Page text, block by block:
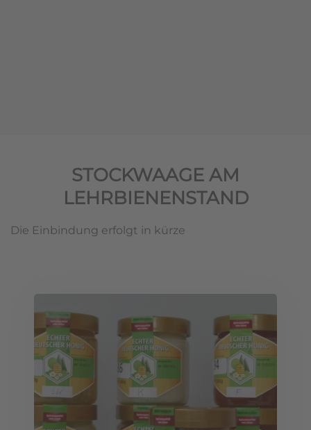
STOCKWAAGE AM
LEHRBIENENSTAND
Die Einbindung erfolgt in kürze